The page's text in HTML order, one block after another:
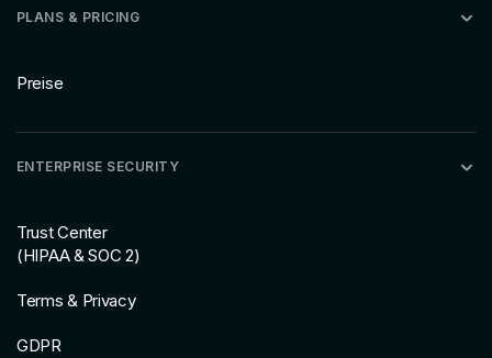
PLANS & PRICING
Preise
ENTERPRISE SECURITY
Trust Center
(HIPAA & SOC 2)
Terms & Privacy
GDPR